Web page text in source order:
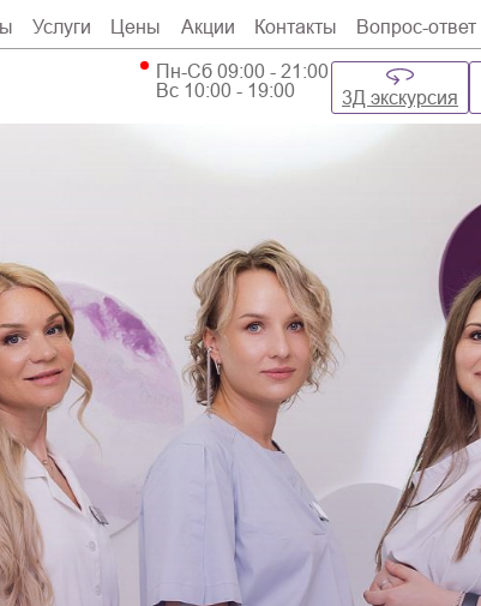
Услуги Цены Акции Контакты Вопрос-ответ
Пн-Сб 09:00 - 21:00
Вс 10:00 - 19:00
3Д экскурсия